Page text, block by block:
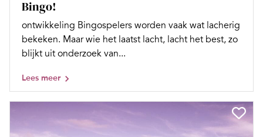
Bingo!
ontwikkeling Bingospelers worden vaak wat lacherig
bekeken. Maar wie het laatst lacht, lacht het best, zo
blijkt uit onderzoek van...
Lees meer